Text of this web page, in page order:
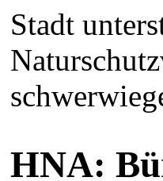
Stadt
HNA: